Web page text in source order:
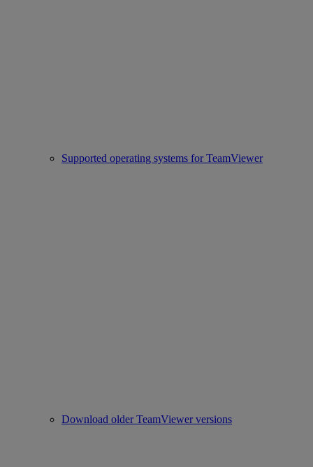
Supported operating systems for TeamViewer
Download older TeamViewer versions